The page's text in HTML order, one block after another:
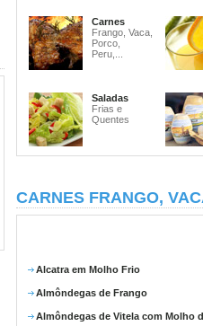
Carnes
Frango, Vaca,
Porco,
Peru,...
Saladas
Frias e
Quentes
CARNES FRANGO,
Alcatra em Molho Frio
Almôndegas de Frango
Almôndegas de Vitela com Molho